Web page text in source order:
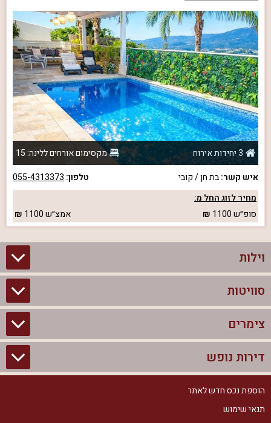
3 יחידות אירוח
מקסימום אורחים ללינה: 15
איש קשר:בת חן / קובי טלפון: 055-4313373
מחיר לזוג החל מ:
סופ״ש1100 אמצ״ש1100
וילות
וילות בצפון
וילות להשכרה
וילות למסיבת רווקים
סוויטות
סוויטות בצפון
צימרים לזוגות עם בריכה פרטית
צימרים יוקרתיים
צימרים
צימרים בצפון
צימרים לזוגות
צימרים למשפחות
דירות נופש
דירות נופש בצפון
הוספת נכס חדש לאתר
תנאי שימוש